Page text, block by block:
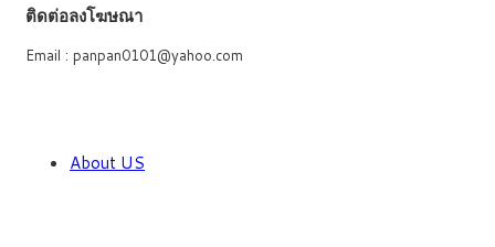
ติดต่อลงโฆษณา
Email : panpan0101@yahoo.com
About US